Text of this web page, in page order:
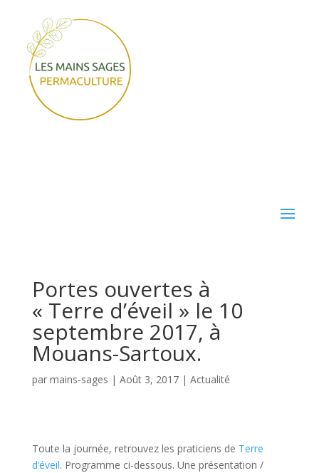
Portes ouvertes à
« Terre d’éveil » le 10
septembre 2017, à
Mouans-Sartoux.
par mains-sages | Août 3, 2017| Actualité
Toute la journée, retrouvez les praticiens de Terre
d’éveil. Programme ci-dessous. Une présentation /